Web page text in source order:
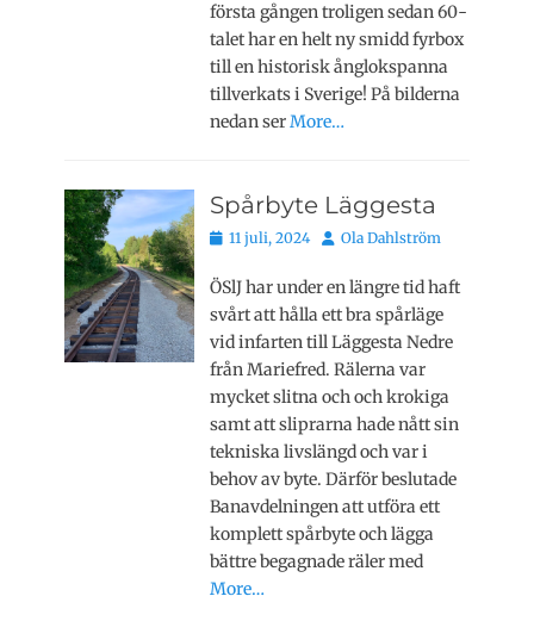
första gången troligen sedan 60-
talet har en helt ny smidd fyrbox
till en historisk ånglokspanna
tillverkats i Sverige! På bilderna
nedan serMore…
Spårbyte Läggesta
Publicerat
11 juli, 2024 Författare
Ola Dahlström
ÖSlJ har under en längre tid haft
svårt att hålla ett bra spårläge
vid infarten till Läggesta Nedre
från Mariefred. Rälerna var
mycket slitna och och krokiga
samt att sliprarna hade nått sin
tekniska livslängd och var i
behov av byte. Därför beslutade
Banavdelningen att utföra ett
komplett spårbyte och lägga
bättre begagnade räler med
More…